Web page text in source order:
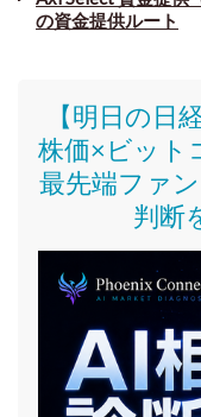
の資金提供ルート
【明日の日
株価×ビット
最先端ファ
判断